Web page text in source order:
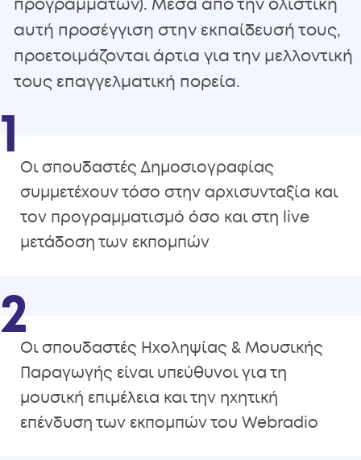
προγραμμάτων). Μέσα από την ολιστική
αυτή προσέγγιση στην εκπαίδευσή τους,
προετοιμάζονται άρτια για την μελλοντική
τους επαγγελματική πορεία.
1 Οι σπουδαστές Δημοσιογραφίας
συμμετέχουν τόσο στην αρχισυνταξία και
τον προγραμματισμό όσο και στη live
μετάδοση των εκπομπών
2Οι σπουδαστές Ηχοληψίας & Μουσικής
Παραγωγής είναι υπεύθυνοι για τη
μουσική επιμέλεια και την ηχητική
επένδυση των εκπομπών του Webradio